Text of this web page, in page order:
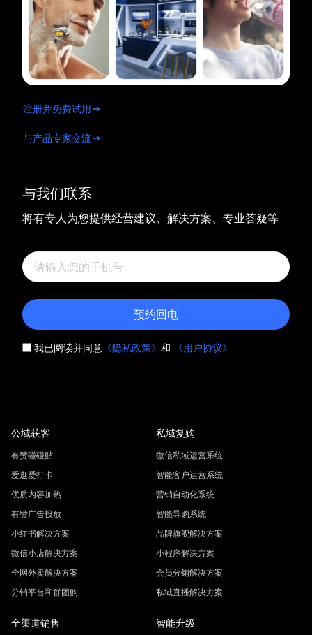
与我们联系
将有专人为您提供经营建议、解决方案、专业答疑等
预约回电
我已阅读并同意 《隐私政策》 和 《用户协议》
注册并免费试用
与产品专家交流
公域获客
有赞碰碰贴
爱逛爱打卡
优质内容加热
有赞广告投放
小红书解决方案
微信小店解决方案
全网外卖解决方案
分销平台和群团购
私域复购
微信私域运营系统
智能客户运营系统
营销自动化系统
智能导购系统
品牌旗舰解决方案
小程序解决方案
会员分销解决方案
私域直播解决方案
全渠道销售 智能升级